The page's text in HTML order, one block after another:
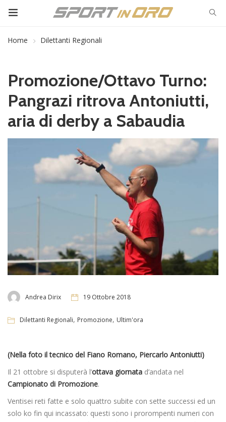
Home Dilettanti Regionali
Promozione/Ottavo Turno:
Pangrazi ritrova Antoniutti,
aria di derby a Sabaudia
Andrea Dirix 19 Ottobre 2018
Dilettanti Regionali, Promozione, Ultim'ora
(Nella foto il tecnico del Fiano Romano, Piercarlo Antoniutti)
Il 21 ottobre si disputerà l’ottava giornata d’andata nel
Campionato di Promozione.
Ventisei reti fatte e solo quattro subite con sette successi ed un
solo ko fin qui incassato: questi sono i prorompenti numeri con